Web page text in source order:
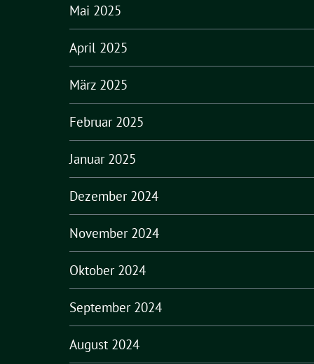
Mai 2025
April 2025
März 2025
Februar 2025
Januar 2025
Dezember 2024
November 2024
Oktober 2024
September 2024
August 2024